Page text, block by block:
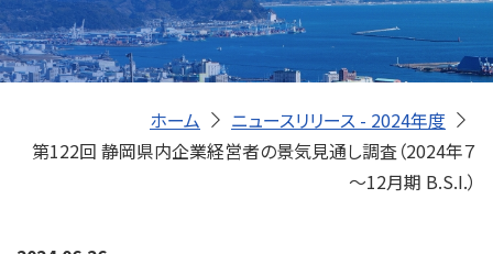
ホーム
ニュースリリース - 2024年度
第122回 静岡県内企業経営者の景気見通し調査（2024年７
～12月期 B.S.I.）